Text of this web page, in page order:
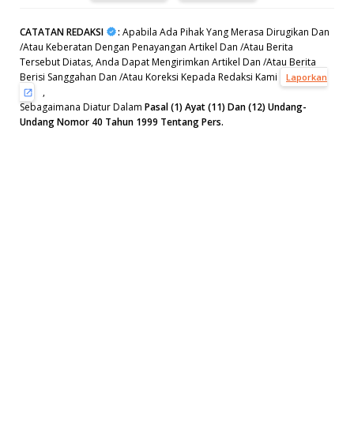
CATATAN REDAKSI : Apabila Ada Pihak Yang Merasa Dirugikan Dan
/Atau Keberatan Dengan Penayangan Artikel Dan /Atau Berita
Tersebut Diatas, Anda Dapat Mengirimkan Artikel Dan /Atau Berita
Berisi Sanggahan Dan /Atau Koreksi Kepada Redaksi Kami
Laporkan
,
Sebagaimana Diatur Dalam Pasal (1) Ayat (11) Dan (12) Undang-
Undang Nomor 40 Tahun 1999 Tentang Pers.